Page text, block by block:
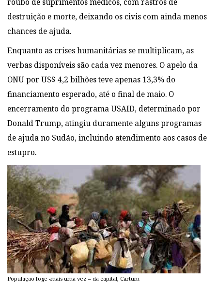
roubo de suprimentos médicos, com rastros de
destruição e morte, deixando os civis com ainda menos
chances de ajuda.
Enquanto as crises humanitárias se multiplicam, as
verbas disponíveis são cada vez menores. O apelo da
ONU por US$ 4,2 bilhões teve apenas 13,3% do
financiamento esperado, até o final de maio. O
encerramento do programa USAID, determinado por
Donald Trump, atingiu duramente alguns programas
de ajuda no Sudão, incluindo atendimento aos casos de
estupro.
População foge -mais uma vez – da capital, Cartum